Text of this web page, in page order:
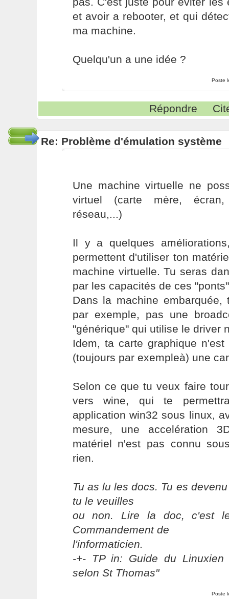
et avoir a rebooter, et qui
ma machine.
Quelqu'un a une idée ?
Poste
Répondre
Re: Problème d'émulation système
Une machine virtuelle ne
virtuel (carte mère,
réseau,...)
Il y a quelques
permettent d'utiliser ton
machine virtuelle. Tu seras
par les capacités de ces
Dans la machine
par exemple, pas une
"générique" qui utilise le driver
Idem, ta carte graphique
(toujours par exempleà) une
Selon ce que tu veux faire
vers wine, qui te
application win32 sous linux,
mesure, une accelération
matériel n'est pas connu
rien.
Tu as lu les docs. Tu es
tu le veuilles
ou non. Lire la doc, c'est
Commandement de
l'informaticien.
-+- TP in: Guide du Linuxien
selon St Thomas"
Poste